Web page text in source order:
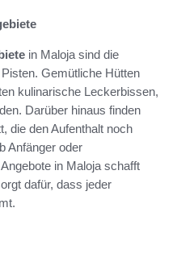
in Maloja sind die
Gemütliche Hütten
kulinarische Leckerbissen,
Darüber hinaus finden
die den Aufenthalt noch
Anfänger oder
in Maloja schafft
dafür, dass jeder